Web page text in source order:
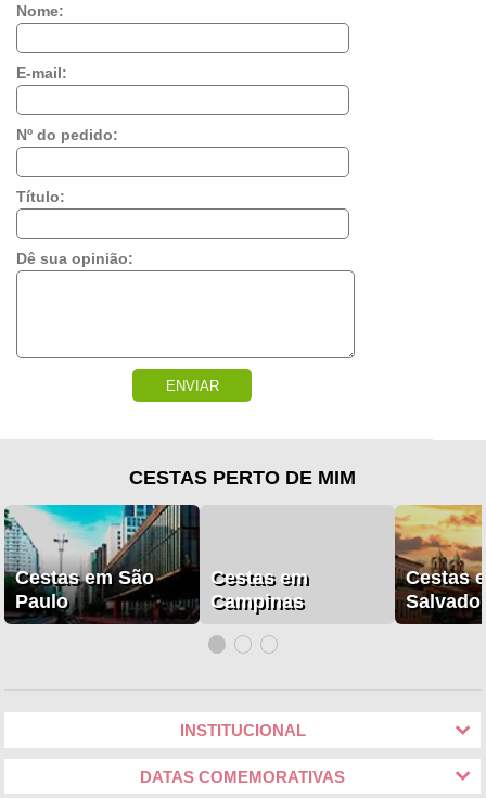
Nome:
E-mail:
Nº do pedido:
Título:
Dê sua opinião:
ENVIAR
CESTAS PERTO DE MIM
Cestas em São
Paulo
Cestas em
Campinas
Cestas
INSTITUCIONAL
DATAS COMEMORATIVAS